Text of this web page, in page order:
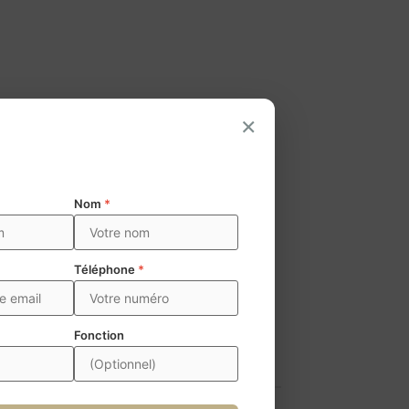
×
Nom *
Téléphone *
Fonction